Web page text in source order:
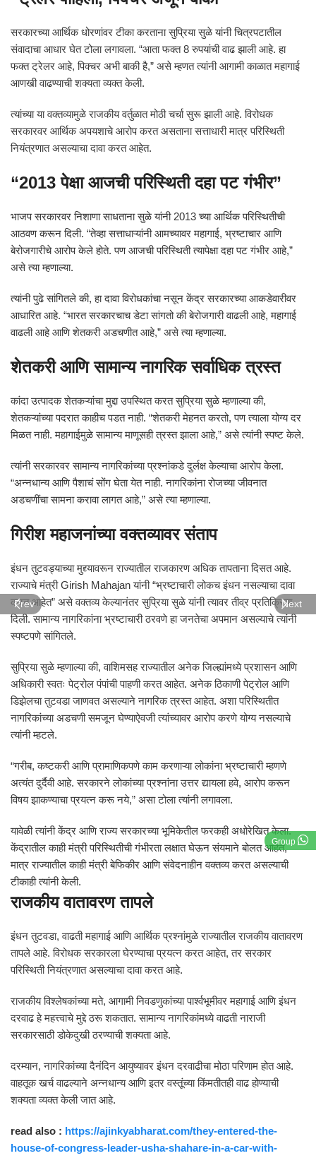
Group
सरकारच्या आर्थिक धोरणांवर टीका करताना सुप्रिया सुळे यांनी चित्रपटातील
संवादाचा आधार घेत टोला लगावला. “आता फक्त 8 रुपयांची वाढ झाली आहे. हा
फक्त ट्रेलर आहे, पिक्चर अभी बाकी है,” असे म्हणत त्यांनी आगामी काळात महागाई
आणखी वाढण्याची शक्यता व्यक्त केली.
त्यांच्या या वक्तव्यामुळे राजकीय वर्तुळात मोठी चर्चा सुरू झाली आहे. विरोधक
सरकारवर आर्थिक अपयशाचे आरोप करत असताना सत्ताधारी मात्र परिस्थिती
नियंत्रणात असल्याचा दावा करत आहेत.
“2013 पेक्षा आजची परिस्थिती दहा पट गंभीर”
भाजप सरकारवर निशाणा साधताना सुळे यांनी 2013 च्या आर्थिक परिस्थितीची
आठवण करून दिली. “तेव्हा सत्ताधाऱ्यांनी आमच्यावर महागाई, भ्रष्टाचार आणि
बेरोजगारीचे आरोप केले होते. पण आजची परिस्थिती त्यापेक्षा दहा पट गंभीर आहे,”
असे त्या म्हणाल्या.
त्यांनी पुढे सांगितले की, हा दावा विरोधकांचा नसून केंद्र सरकारच्या आकडेवारीवर
आधारित आहे. “भारत सरकारचाच डेटा सांगतो की बेरोजगारी वाढली आहे, महागाई
वाढली आहे आणि शेतकरी अडचणीत आहे,” असे त्या म्हणाल्या.
शेतकरी आणि सामान्य नागरिक सर्वाधिक त्रस्त
कांदा उत्पादक शेतकऱ्यांचा मुद्दा उपस्थित करत सुप्रिया सुळे म्हणाल्या की,
शेतकऱ्यांच्या पदरात काहीच पडत नाही. “शेतकरी मेहनत करतो, पण त्याला योग्य दर
मिळत नाही. महागाईमुळे सामान्य माणूसही त्रस्त झाला आहे,” असे त्यांनी स्पष्ट केले.
त्यांनी सरकारवर सामान्य नागरिकांच्या प्रश्नांकडे दुर्लक्ष केल्याचा आरोप केला.
“अन्नधान्य आणि पैशाचं सोंग घेता येत नाही. नागरिकांना रोजच्या जीवनात
अडचणींचा सामना करावा लागत आहे,” असे त्या म्हणाल्या.
गिरीश महाजनांच्या वक्तव्यावर संताप
इंधन तुटवड्याच्या मुद्द्यावरून राज्यातील राजकारण अधिक तापताना दिसत आहे.
राज्याचे मंत्रीGirish Mahajanयांनी “भ्रष्टाचारी लोकच इंधन नसल्याचा दावा
करत आहेत” असे वक्तव्य केल्यानंतर सुप्रिया सुळे यांनी त्यावर तीव्र प्रतिक्रिया
दिली. सामान्य नागरिकांना भ्रष्टाचारी ठरवणे हा जनतेचा अपमान असल्याचे त्यांनी
स्पष्टपणे सांगितले.
सुप्रिया सुळे म्हणाल्या की, वाशिमसह राज्यातील अनेक जिल्ह्यांमध्ये प्रशासन आणि
अधिकारी स्वतः पेट्रोल पंपांची पाहणी करत आहेत. अनेक ठिकाणी पेट्रोल आणि
डिझेलचा तुटवडा जाणवत असल्याने नागरिक त्रस्त आहेत. अशा परिस्थितीत
नागरिकांच्या अडचणी समजून घेण्याऐवजी त्यांच्यावर आरोप करणे योग्य नसल्याचे
त्यांनी म्हटले.
“गरीब, कष्टकरी आणि प्रामाणिकपणे काम करणाऱ्या लोकांना भ्रष्टाचारी म्हणणे
अत्यंत दुर्दैवी आहे. सरकारने लोकांच्या प्रश्नांना उत्तर द्यायला हवे, आरोप करून
विषय झाकण्याचा प्रयत्न करू नये,” असा टोला त्यांनी लगावला.
यावेळी त्यांनी केंद्र आणि राज्य सरकारच्या भूमिकेतील फरकही अधोरेखित केला.
केंद्रातील काही मंत्री परिस्थितीची गंभीरता लक्षात घेऊन संयमाने बोलत आहेत,
मात्र राज्यातील काही मंत्री बेफिकीर आणि संवेदनाहीन वक्तव्य करत असल्याची
टीकाही त्यांनी केली.
राजकीय वातावरण तापले
इंधन तुटवडा, वाढती महागाई आणि आर्थिक प्रश्नांमुळे राज्यातील राजकीय वातावरण
तापले आहे. विरोधक सरकारला घेरण्याचा प्रयत्न करत आहेत, तर सरकार
परिस्थिती नियंत्रणात असल्याचा दावा करत आहे.
राजकीय विश्लेषकांच्या मते, आगामी निवडणुकांच्या पार्श्वभूमीवर महागाई आणि इंधन
दरवाढ हे महत्त्वाचे मुद्दे ठरू शकतात. सामान्य नागरिकांमध्ये वाढती नाराजी
सरकारसाठी डोकेदुखी ठरण्याची शक्यता आहे.
दरम्यान, नागरिकांच्या दैनंदिन आयुष्यावर इंधन दरवाढीचा मोठा परिणाम होत आहे.
वाहतूक खर्च वाढल्याने अन्नधान्य आणि इतर वस्तूंच्या किंमतीतही वाढ होण्याची
शक्यता व्यक्त केली जात आहे.
read also : https://ajinkyabharat.com/they-entered-the-
house-of-congress-leader-usha-shahare-in-a-car-with-
Prev Next